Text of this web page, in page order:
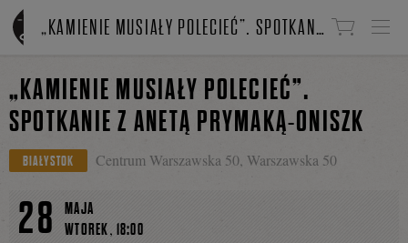
Linki do przejścia
„KAMIENIE MUSIAŁY POLECIEĆ”. SPOTKANIE Z ANETĄ PRYMAKĄ-ONISZK
„KAMIENIE MUSIAŁY POLECIEĆ”.
SPOTKANIE Z ANETĄ PRYMAKĄ-ONISZK
BIAŁYSTOK Centrum Warszawska 50, Warszawska 50
28
MAJA
WTOREK, 18:00